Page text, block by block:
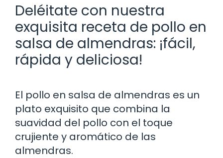
Deléitate con nuestra
exquisita receta de pollo en
salsa de almendras: ¡fácil,
rápida y deliciosa!
El pollo en salsa de almendras es un
plato exquisito que combina la
suavidad del pollo con el toque
crujiente y aromático de las
almendras.